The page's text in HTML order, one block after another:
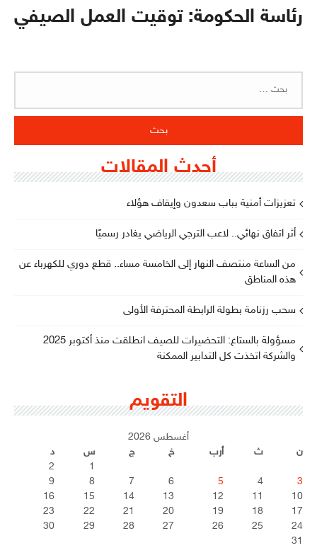
رئاسة الحكومة: توقيت العمل الصيفي
أحدث المقالات
تعزيزات أمنية بباب سعدون وإيقاف هؤلاء
أثر اتفاق نهائي.. لاعب الترجي الرياضي يغادر رسميًا
من الساعة منتصف النهار إلى الخامسة مساء.. قطع دوري للكهرباء عن
هذه المناطق
سحب رزنامة بطولة الرابطة المحترفة الأولى
مسؤولة بالستاغ: التحضيرات للصيف انطلقت منذ أكتوبر 2025
والشركة اتخذت كل التدابير الممكنة
التقويم
أغسطس 2026
ن
ث أرب خ ج س
د
1
2
3
4
5
6
7
8
9
10
11
12
13
14
15
16
17
18
19
20
21
22
23
24
25
26
27
28
29
30
31